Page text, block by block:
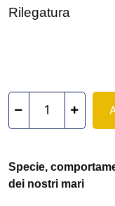
Rilegatura
Specie,
dei nostri mari